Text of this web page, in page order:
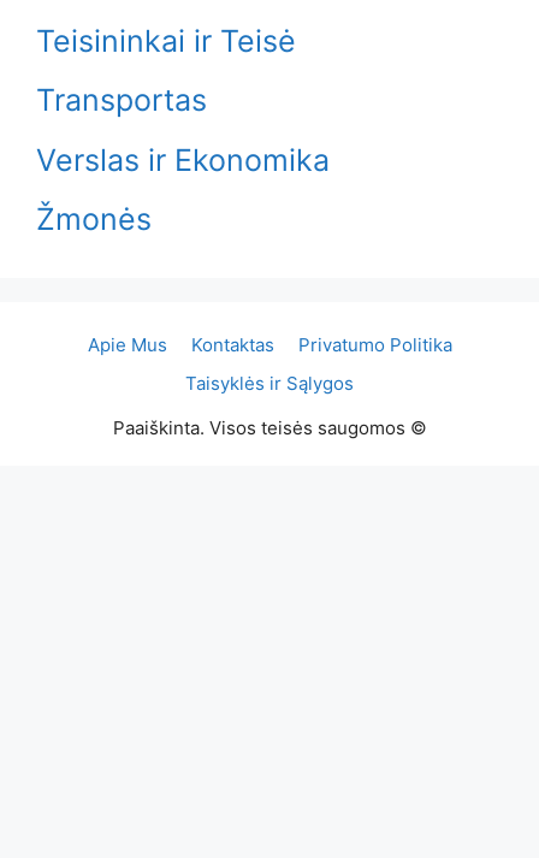
Teisininkai ir Teisė
Transportas
Verslas ir Ekonomika
Žmonės
Apie Mus Kontaktas
Privatumo Politika
Taisyklės ir Sąlygos
Paaiškinta. Visos teisės saugomos ©